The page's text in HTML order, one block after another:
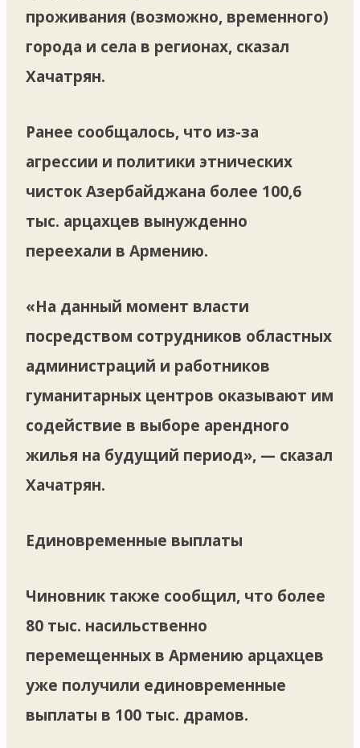
проживания (возможно, временного)
города и села в регионах, сказал
Хачатрян.
Ранее сообщалось, что из-за
агрессии и политики этнических
чисток Азербайджана более 100,6
тыс. арцахцев вынужденно
переехали в Армению.
«На данный момент власти
посредством сотрудников областных
администраций и работников
гуманитарных центров оказывают им
содействие в выборе арендного
жилья на будущий период», — сказал
Хачатрян.
Единовременные выплаты
Чиновник также сообщил, что более
80 тыс. насильственно
перемещенных в Армению арцахцев
уже получили единовременные
выплаты в 100 тыс. драмов.